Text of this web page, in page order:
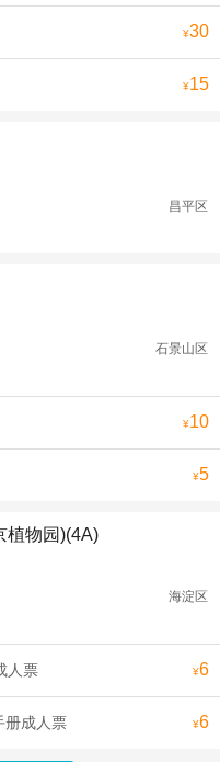
¥30
¥15
昌平区
石景山区
¥10
¥5
植物园)(4A)
海淀区
人票 ¥6
册成人票 ¥6